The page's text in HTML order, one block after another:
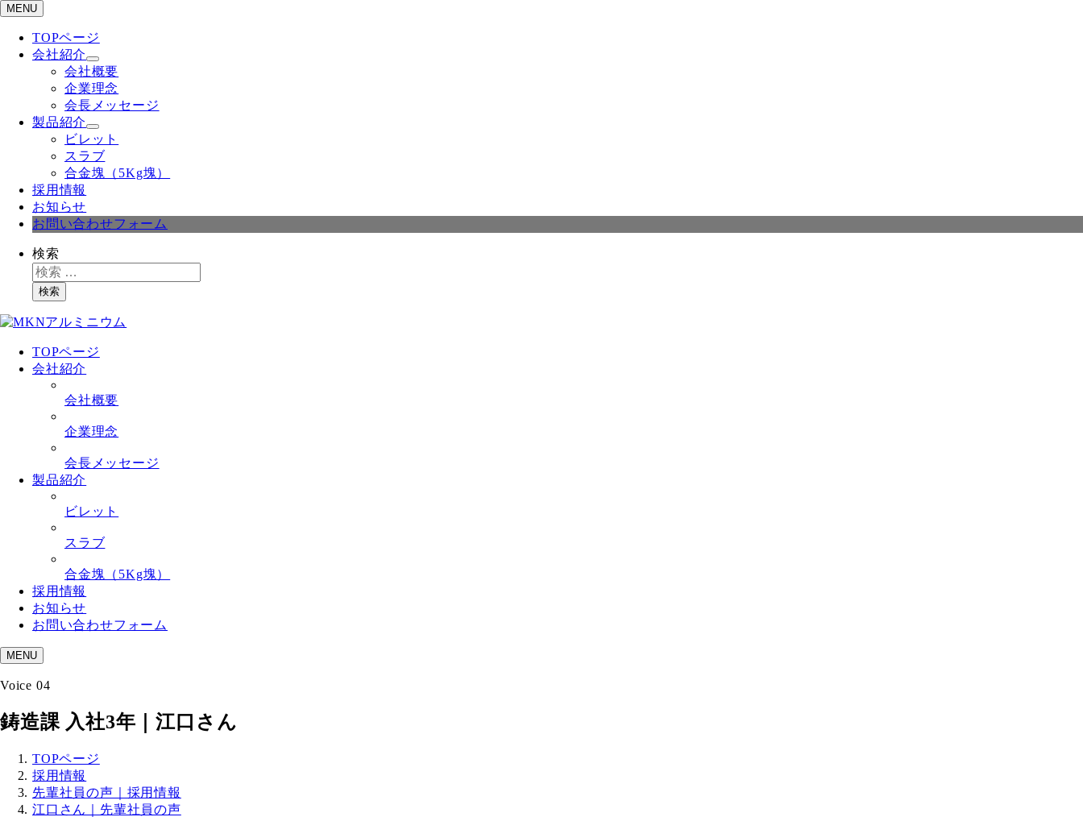
MENU
TOPページ
会社紹介
会社概要
企業理念
会長メッセージ
製品紹介
ビレット
スラブ
合金塊（5Kg塊）
採用情報
お知らせ
お問い合わせフォーム
検索
検索
TOPページ
会社紹介
会社概要
企業理念
会長メッセージ
製品紹介
ビレット
スラブ
合金塊（5Kg塊）
採用情報
お知らせ
お問い合わせフォーム
MENU
Voice 04
鋳造課 入社3年｜江口さん
TOPページ
採用情報
先輩社員の声｜採用情報
江口さん｜先輩社員の声